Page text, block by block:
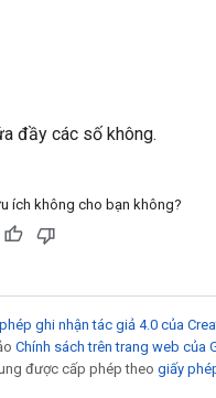
đầy các số không.
ích không cho bạn không?
ghi nhận tác giả 4.0 của
Chính sách trên trang web của
được cấp phép theo giấy